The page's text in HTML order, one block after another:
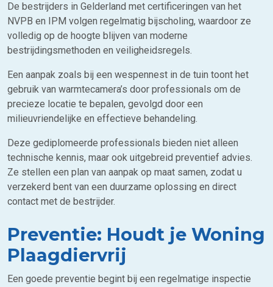
De bestrijders in Gelderland met certificeringen van het
NVPB en IPM volgen regelmatig bijscholing, waardoor ze
volledig op de hoogte blijven van moderne
bestrijdingsmethoden en veiligheidsregels.
Een aanpak zoals bij een wespennest in de tuin toont het
gebruik van warmtecamera’s door professionals om de
precieze locatie te bepalen, gevolgd door een
milieuvriendelijke en effectieve behandeling.
Deze gediplomeerde professionals bieden niet alleen
technische kennis, maar ook uitgebreid preventief advies.
Ze stellen een plan van aanpak op maat samen, zodat u
verzekerd bent van een duurzame oplossing en direct
contact met de bestrijder.
Preventie: Houdt je Woning
Plaagdiervrij
Een goede preventie begint bij een regelmatige inspectie